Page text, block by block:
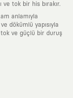
tok bir his bırakır.
anlamıyla
dökümlü yapısıyla
ve güçlü bir duruş